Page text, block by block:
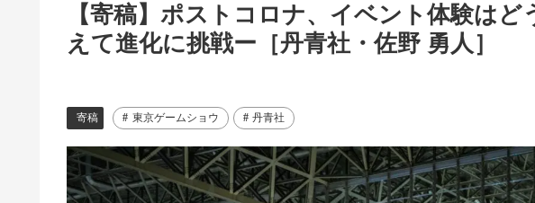
【寄稿】ポストコロナ、イベント体験は
えて進化に挑戦ー［丹青社・佐野 勇人］
寄稿 東京ゲームショウ 丹青社